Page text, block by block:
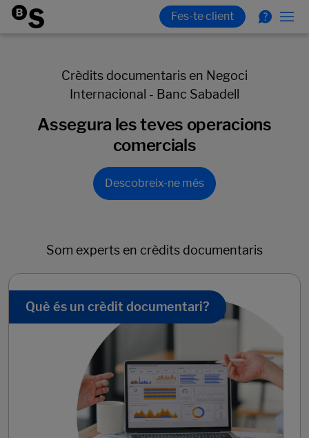
Crèdits documentaris en Negoci
Internacional - Banc Sabadell
Assegura les teves operacions
comercials
Descobreix-ne més
Som experts en crèdits documentaris
Què és un crèdit documentari?